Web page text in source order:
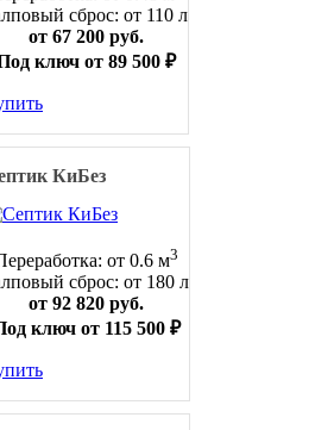
сброс: от 110 л
от 67 200 руб.
ключ от 89 500 ₽
КиБез
от 0.6 м3
сброс: от 180 л
от 92 820 руб.
ключ от 115 500 ₽